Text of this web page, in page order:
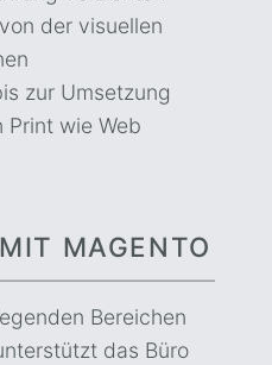
der visuellen
zur Umsetzung
Print wie Web
MAGENTO
Bereichen
das Büro